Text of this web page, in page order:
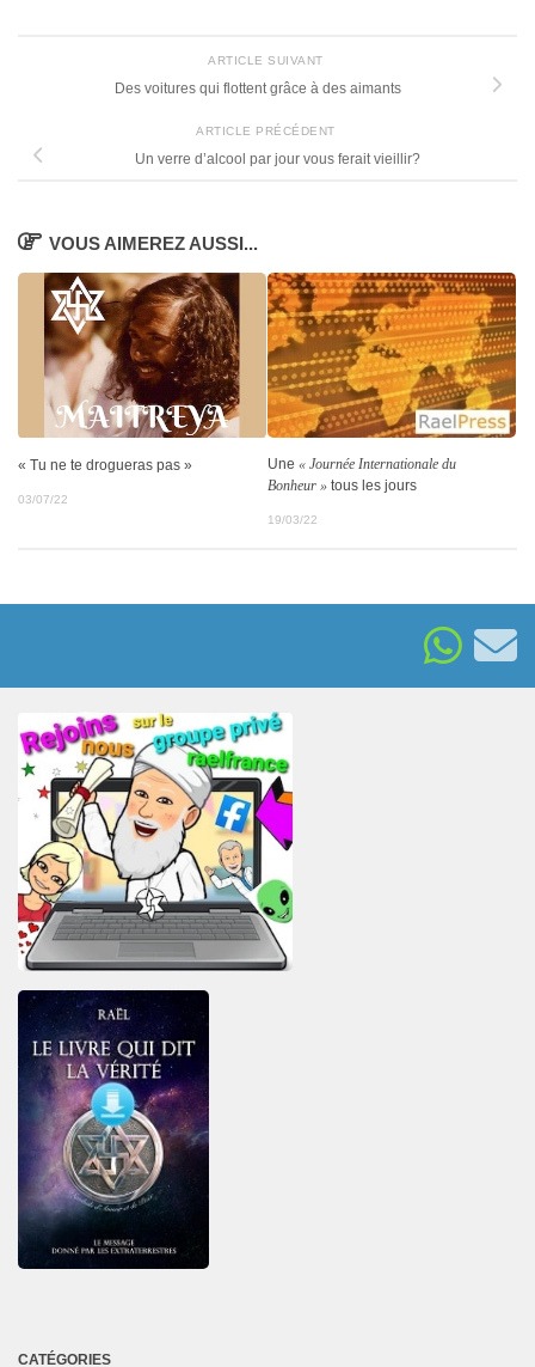
ARTICLE SUIVANT
Des voitures qui flottent grâce à des aimants
ARTICLE PRÉCÉDENT
Un verre d’alcool par jour vous ferait vieillir?
VOUS AIMEREZ AUSSI...
« Tu ne te drogueras pas »
03/07/22
Une « Journée Internationale du
Bonheur » tous les jours
19/03/22
CATÉGORIES